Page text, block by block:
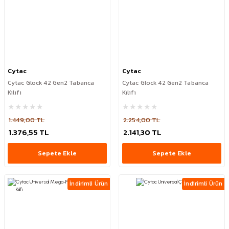
Cytac
Cytac Glock 42 Gen2 Tabanca
Kılıfı
1.449,00 TL
1.376,55 TL
Sepete Ekle
Cytac
Cytac Glock 42 Gen2 Tabanca
Kılıfı
2.254,00 TL
2.141,30 TL
Sepete Ekle
İndirimli Ürün İndirimli Ürün